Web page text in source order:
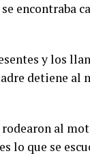
encontraba
y los
detiene
al
lo que se